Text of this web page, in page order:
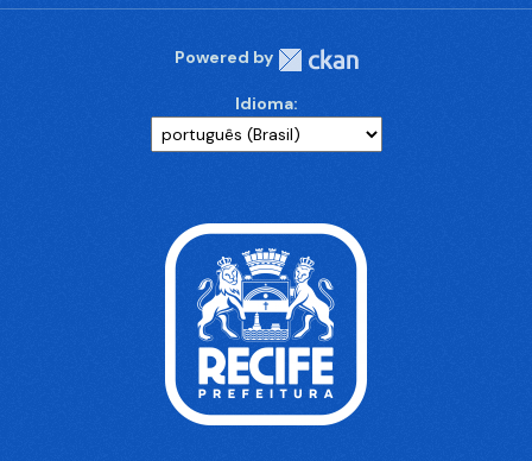
Powered by
Idioma